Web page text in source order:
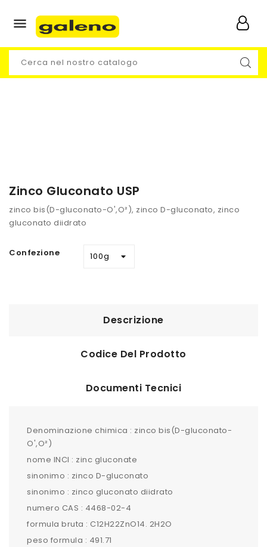

Zinco Gluconato USP
zinco bis(D-gluconato-O',O²), zinco D-gluconato, zinco
gluconato diidrato
Confezione
Descrizione
Codice Del Prodotto
Documenti Tecnici
Denominazione chimica : zinco bis(D-gluconato-
O',O²)
nome INCI : zinc gluconate
sinonimo : zinco D-gluconato
sinonimo : zinco gluconato diidrato
numero CAS : 4468-02-4
formula bruta : C12H22ZnO14. 2H2O
peso formula : 491.71